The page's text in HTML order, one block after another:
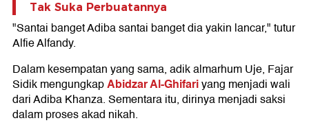
Tak Suka Perbuatannya
"Santai banget Adiba santai banget dia yakin lancar," tutur
Alfie Alfandy.
Dalam kesempatan yang sama, adik almarhum Uje, Fajar
Sidik mengungkapAbidzar Al-Ghifariyang menjadi wali
dari Adiba Khanza. Sementara itu, dirinya menjadi saksi
dalam proses akad nikah.